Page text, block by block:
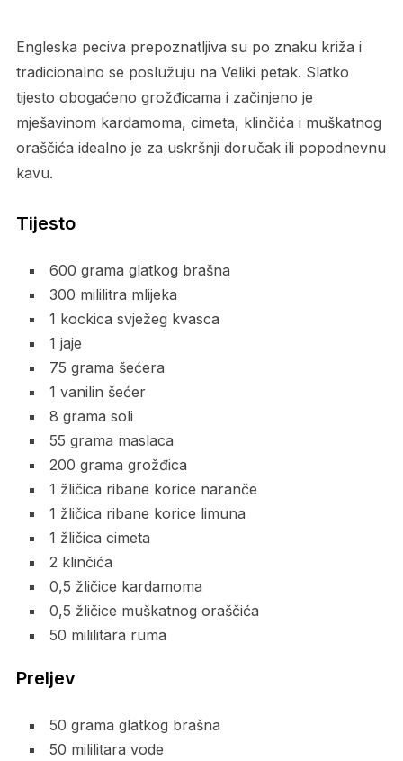
Engleska peciva prepoznatljiva su po znaku križa i
tradicionalno se poslužuju na Veliki petak. Slatko
tijesto obogaćeno grožđicama i začinjeno je
mješavinom kardamoma, cimeta, klinčića i muškatnog
oraščića idealno je za uskršnji doručak ili popodnevnu
kavu.
Tijesto
600 grama glatkog brašna
300 mililitra mlijeka
1 kockica svježeg kvasca
1 jaje
75 grama šećera
1 vanilin šećer
8 grama soli
55 grama maslaca
200 grama grožđica
1 žličica ribane korice naranče
1 žličica ribane korice limuna
1 žličica cimeta
2 klinčića
0,5 žličice kardamoma
0,5 žličice muškatnog oraščića
50 mililitara ruma
Preljev
50 grama glatkog brašna
50 mililitara vode